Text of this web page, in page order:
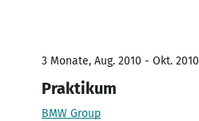
3 Monate, Aug. 2010 - Okt. 2010
Praktikum
BMW Group